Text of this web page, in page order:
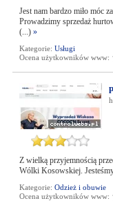
Jest nam bardzo miło móc
Prowadzimy sprzedaż
(...) »
Kategorie: Usługi
Ocena użytkowników www:
Z wielką przyjemnością
Wólki Kosowskiej.
Kategorie: Odzież i obuwie
Ocena użytkowników www: